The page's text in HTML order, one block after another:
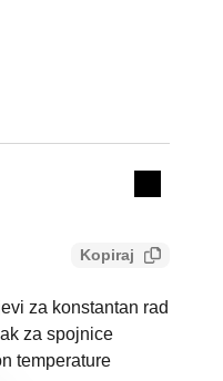
Collapse
Kopiraj
za konstantan rad
za spojnice
temperature